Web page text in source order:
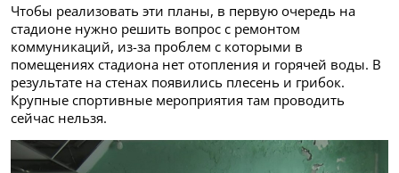
Чтобы реализовать эти планы, в первую очередь на
стадионе нужно решить вопрос с ремонтом
коммуникаций, из-за проблем с которыми в
помещениях стадиона нет отопления и горячей воды. В
результате на стенах появились плесень и грибок.
Крупные спортивные мероприятия там проводить
сейчас нельзя.